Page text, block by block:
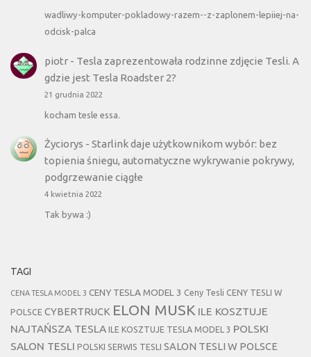
wadliwy-komputer-pokladowy-razem--z-zaplonem-lepiiej-na-
odcisk-palca
piotr- Tesla zaprezentowała rodzinne zdjęcie Tesli. A
gdzie jest Tesla Roadster 2?
21 grudnia 2022
kocham tesle essa.
Życiorys - Starlink daje użytkownikom wybór: bez
topienia śniegu, automatyczne wykrywanie pokrywy,
podgrzewanie ciągłe
4 kwietnia 2022
Tak bywa :)
TAGI
CENA TESLA MODEL 3 CENY TESLA MODEL 3 Ceny Tesli CENY TESLI W
POLSCE CYBERTRUCK ELON MUSK ILE KOSZTUJE
NAJTAŃSZA TESLA ILE KOSZTUJE TESLA MODEL 3 POLSKI
SALON TESLI POLSKI SERWIS TESLI SALON TESLI W POLSCE